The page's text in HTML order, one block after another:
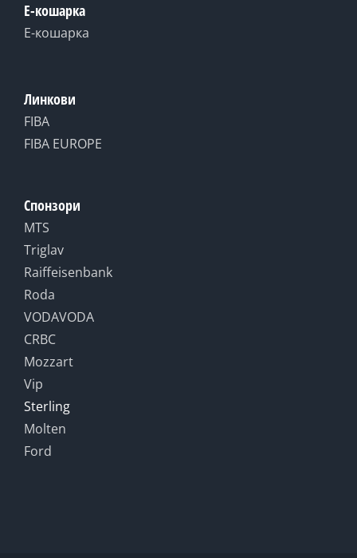
Е-кошарка
Е-кошарка
Линкови
FIBA
FIBA EUROPE
Спонзори
MTS
Triglav
Raiffeisenbank
Roda
VODAVODA
CRBC
Mozzart
Vip
Sterling
Molten
Ford